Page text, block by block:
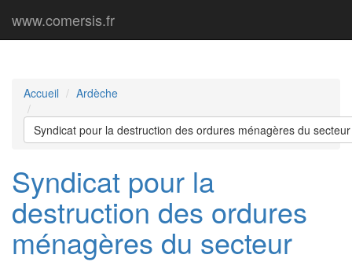
www.comersis.fr
Accueil Ardèche
Syndicat pour la destruction des ordures ménagères du
Syndicat pour la
destruction des ordures
ménagères du secteur